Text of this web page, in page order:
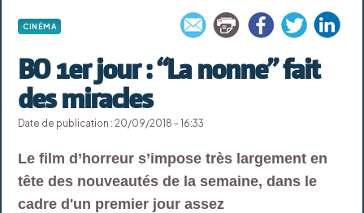
CINÉMA
BO 1er jour : “La nonne” fait
des miracles
Date de publication : 20/09/2018 - 16:33
Le film d’horreur s’impose très largement en
tête des nouveautés de la semaine, dans le
cadre d'un premier jour assez